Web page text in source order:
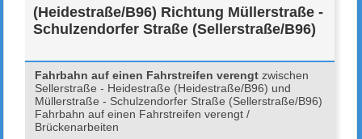
(Heidestraße/B96) Richtung Müllerstraße -
Schulzendorfer Straße (Sellerstraße/B96)
Fahrbahn auf einen Fahrstreifen verengt zwischen
Sellerstraße - Heidestraße (Heidestraße/B96) und
Müllerstraße - Schulzendorfer Straße (Sellerstraße/B96)
Fahrbahn auf einen Fahrstreifen verengt /
Brückenarbeiten